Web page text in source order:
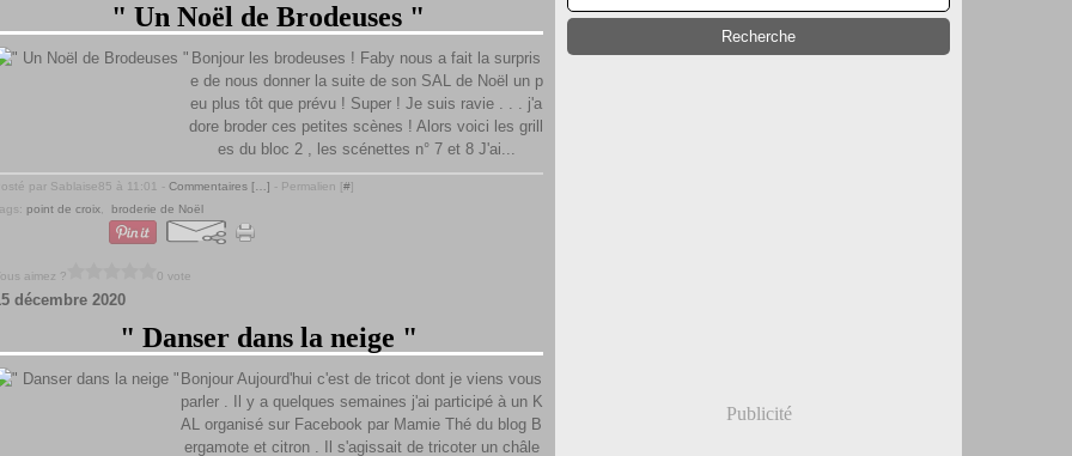
" Un Noël de Brodeuses "
Bonjour les brodeuses ! Faby nous a fait la surpris
e de nous donner la suite de son SAL de Noël un p
eu plus tôt que prévu ! Super ! Je suis ravie . . . j'a
dore broder ces petites scènes ! Alors voici les grill
es du bloc 2 , les scénettes n° 7 et 8 J'ai...
par Sablaise85 à 11:01 - Commentaires [ ] - Permalien [#]
point de croix broderie de Noël
aimez ? 0 vote
décembre 2020
" Danser dans la neige "
Bonjour Aujourd'hui c'est de tricot dont je viens vous
parler . Il y a quelques semaines j'ai participé à un K
AL organisé sur Facebook par Mamie Thé du blog B
ergamote et citron . Il s'agissait de tricoter un châle
Publicité